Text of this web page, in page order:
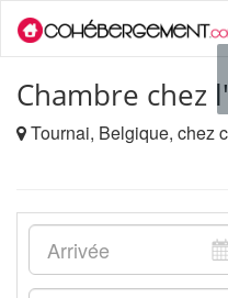
Chambre chez
Tournai, Belgique, chez